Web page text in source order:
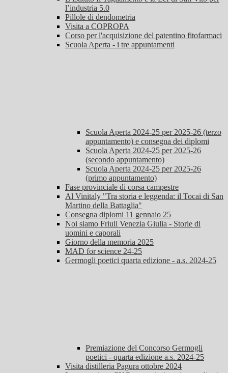
l’industria 5.0
Pillole di dendometria
Visita a COPROPA
Corso per l'acquisizione del patentino fitofarmaci
Scuola Aperta - i tre appuntamenti
Scuola Aperta 2024-25 per 2025-26 (terzo
appuntamento) e consegna dei diplomi
Scuola Aperta 2024-25 per 2025-26
(secondo appuntamento)
Scuola Aperta 2024-25 per 2025-26
(primo appuntamento)
Fase provinciale di corsa campestre
Al Vinitaly "Tra storia e leggenda: il Tocai di San
Martino della Battaglia"
Consegna diplomi 11 gennaio 25
Noi siamo Friuli Venezia Giulia - Storie di
uomini e caporali
Giorno della memoria 2025
MAD for science 24-25
Germogli poetici quarta edizione - a.s. 2024-25
Premiazione del Concorso Germogli
poetici - quarta edizione a.s. 2024-25
Visita distilleria Pagura ottobre 2024